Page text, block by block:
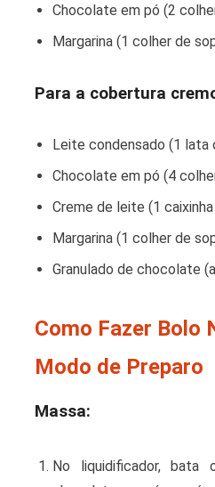
Chocolate em pó (2
Margarina (1 colher de
Para a cobertura
Leite condensado (1 lata
Chocolate em pó (4
Creme de leite (1
Margarina (1 colher de
Granulado de chocolate
Como Fazer Bolo
Modo de Preparo
Massa:
No liquidificador,